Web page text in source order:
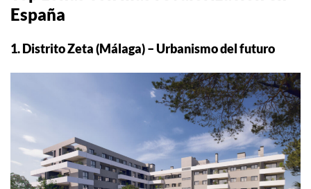
España
1. Distrito Zeta (Málaga) – Urbanismo del futuro